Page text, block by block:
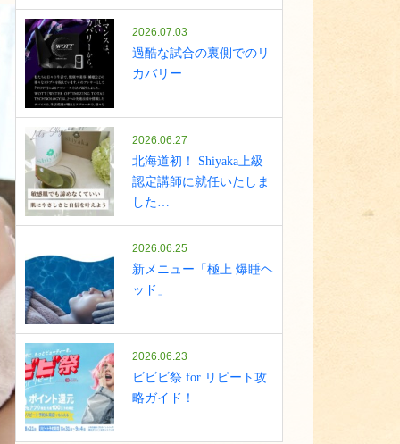
2026.07.03
過酷な試合の裏側でのリ
カバリー
2026.06.27
北海道初！ Shiyaka上級
認定講師に就任いたしま
した…
2026.06.25
新メニュー「極上 爆睡ヘ
ッド」
2026.06.23
ビビビ祭 for リピート攻
略ガイド！